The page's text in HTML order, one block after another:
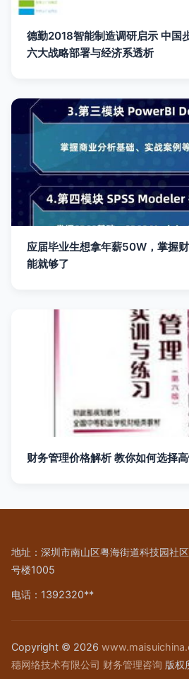
德勤2018智能制造调研启示 中国
六大战略部署与经济系透析
应届毕业生想拿年薪50W，掌握
能就够了
财务管理价格解析 教你如何选择
地址：深圳市南山区粤海街道科技园社
号楼1005
电话：1392320**
Copyright © 2026
穗网络技术有限公司 财务管理咨询 版权